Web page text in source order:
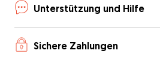
Unterstützung und Hilfe
Sichere Zahlungen